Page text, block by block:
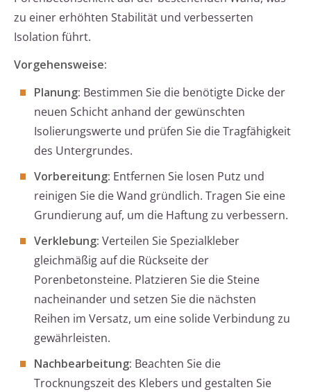
zu einer erhöhten Stabilität und verbesserten
Isolation führt.
Vorgehensweise:
Planung: Bestimmen Sie die benötigte Dicke der
neuen Schicht anhand der gewünschten
Isolierungswerte und prüfen Sie die Tragfähigkeit
des Untergrundes.
Vorbereitung: Entfernen Sie losen Putz und
reinigen Sie die Wand gründlich. Tragen Sie eine
Grundierung auf, um die Haftung zu verbessern.
Verklebung: Verteilen Sie Spezialkleber
gleichmäßig auf die Rückseite der
Porenbetonsteine. Platzieren Sie die Steine
nacheinander und setzen Sie die nächsten
Reihen im Versatz, um eine solide Verbindung zu
gewährleisten.
Nachbearbeitung: Beachten Sie die
Trocknungszeit des Klebers und gestalten Sie